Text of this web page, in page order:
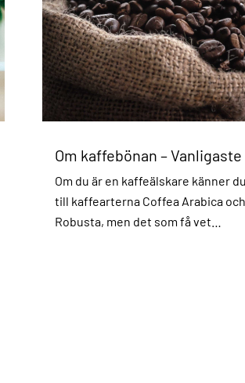
Om kaffebönan –
Om du är en kaffeälskare känner
till kaffearterna Coffea Arabica
Robusta, men det som få vet…